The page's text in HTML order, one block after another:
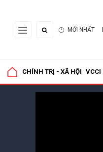
MỚI NHẤT
CHÍNH TRỊ - XÃ HỘI VCCI